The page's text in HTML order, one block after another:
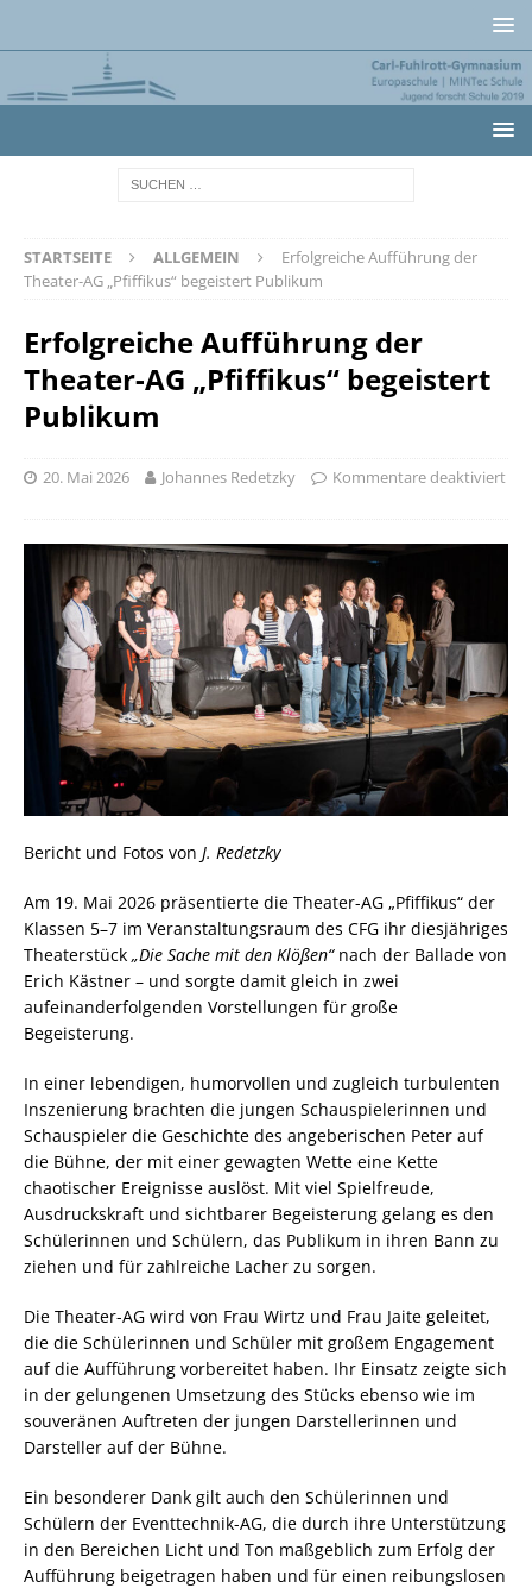
STARTSEITE ALLGEMEIN
Erfolgreiche Aufführung der
Theater-AG „Pfiffikus“ begeistert Publikum
Erfolgreiche Aufführung der
Theater-AG „Pfiffikus“ begeistert
Publikum
20. Mai 2026 Johannes Redetzky Kommentare deaktiviert
Bericht und Fotos von J. Redetzky
Am 19. Mai 2026 präsentierte die Theater-AG „Pfiffikus“ der
Klassen 5–7 im Veranstaltungsraum des CFG ihr diesjähriges
Theaterstück „Die Sache mit den Klößen“nach der Ballade von
Erich Kästner – und sorgte damit gleich in zwei
aufeinanderfolgenden Vorstellungen für große
Begeisterung.
In einer lebendigen, humorvollen und zugleich turbulenten
Inszenierung brachten die jungen Schauspielerinnen und
Schauspieler die Geschichte des angeberischen Peter auf
die Bühne, der mit einer gewagten Wette eine Kette
chaotischer Ereignisse auslöst. Mit viel Spielfreude,
Ausdruckskraft und sichtbarer Begeisterung gelang es den
Schülerinnen und Schülern, das Publikum in ihren Bann zu
ziehen und für zahlreiche Lacher zu sorgen.
Die Theater-AG wird von Frau Wirtz und Frau Jaite geleitet,
die die Schülerinnen und Schüler mit großem Engagement
auf die Aufführung vorbereitet haben. Ihr Einsatz zeigte sich
in der gelungenen Umsetzung des Stücks ebenso wie im
souveränen Auftreten der jungen Darstellerinnen und
Darsteller auf der Bühne.
Ein besonderer Dank gilt auch den Schülerinnen und
Schülern der Eventtechnik-AG, die durch ihre Unterstützung
in den Bereichen Licht und Ton maßgeblich zum Erfolg der
Aufführung beigetragen haben und für einen reibungslosen